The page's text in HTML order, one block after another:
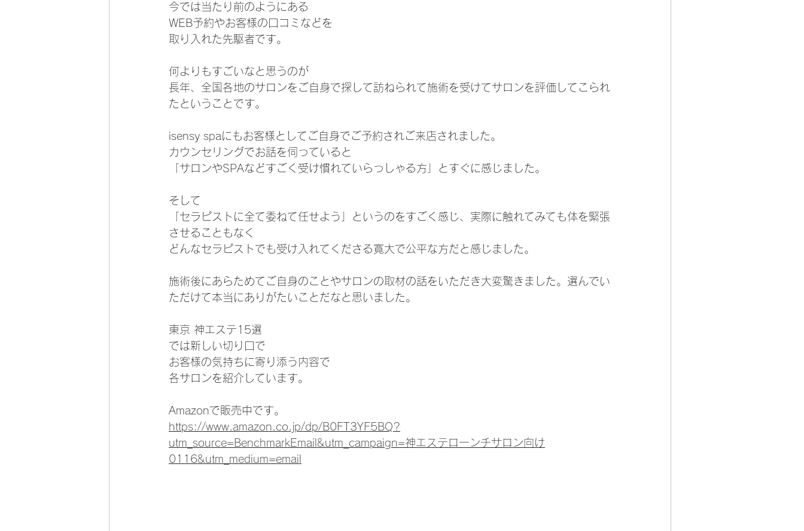
今では当たり前のようにある
WEB予約やお客様の口コミなどを
取り入れた先駆者です。
何よりもすごいなと思うのが
長年、全国各地のサロンをご自身で探して訪ねられて施術を受けてサロンを評価してこられ
たということです。
isensy spaにもお客様としてご自身でご予約されご来店されました。
カウンセリングでお話を伺っていると
「サロンやSPAなどすごく受け慣れていらっしゃる方」とすぐに感じました。
そして
「セラピストに全て委ねて任せよう」というのをすごく感じ、実際に触れてみても体を緊張
させることもなく
どんなセラピストでも受け入れてくださる寛大で公平な方だと感じました。
施術後にあらためてご自身のことやサロンの取材の話をいただき大変驚きました。選んでい
ただけて本当にありがたいことだなと思いました。
東京 神エステ15選
では新しい切り口で
お客様の気持ちに寄り添う内容で
各サロンを紹介しています。
Amazonで販売中です。
https://www.amazon.co.jp/dp/B0FT3YF5BQ?
utm_source=BenchmarkEmail&utm_campaign=神エステローンチサロン向け
0116&utm_medium=email